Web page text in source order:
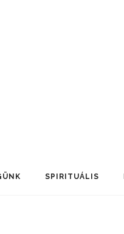
SPIRITUÁLIS